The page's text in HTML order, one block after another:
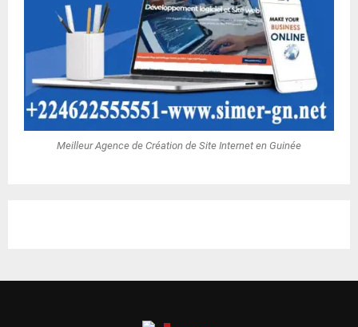
Meilleur Agence de Création de Site Internet en Guinée